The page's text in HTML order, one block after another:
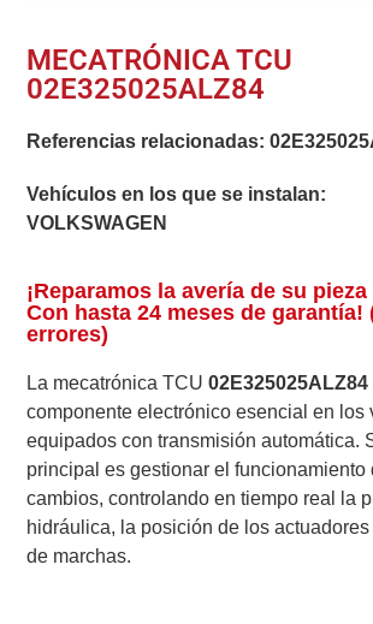
MECATRÓNICA TCU
02E325025ALZ84
Referencias relacionadas:
Vehículos en los que se instalan:
VOLKSWAGEN
¡Reparamos la avería de su
Con hasta 24 meses de garantía!
errores)
La mecatrónica TCU02E325025ALZ84
componente electrónico esencial en los
equipados con transmisión automática.
principal es gestionar el funcionamiento
cambios, controlando en tiempo real la
hidráulica, la posición de los
de marchas.